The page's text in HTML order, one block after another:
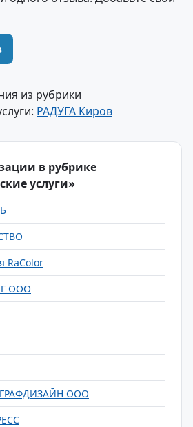
из рубрики
РАДУГА Киров
в рубрике
услуги»
RaColor
ООО
ООО